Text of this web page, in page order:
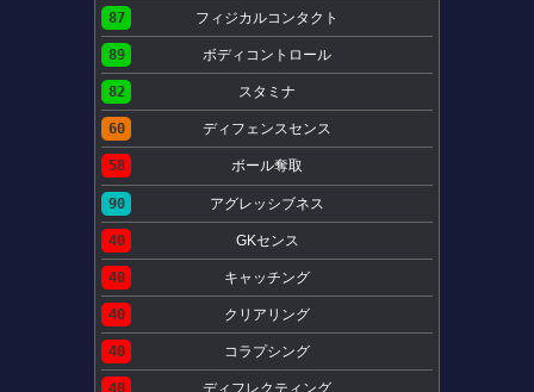
87 フィジカルコンタクト
89 ボディコントロール
82 スタミナ
60 ディフェンスセンス
58 ボール奪取
90 アグレッシブネス
40 GKセンス
40 キャッチング
40 クリアリング
40 コラプシング
40 ディフレクティング